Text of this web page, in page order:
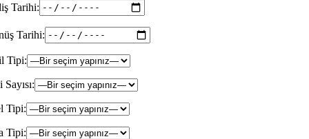
Tarihi:
Tarihi:
Tipi:
Tipi:
Tipi: